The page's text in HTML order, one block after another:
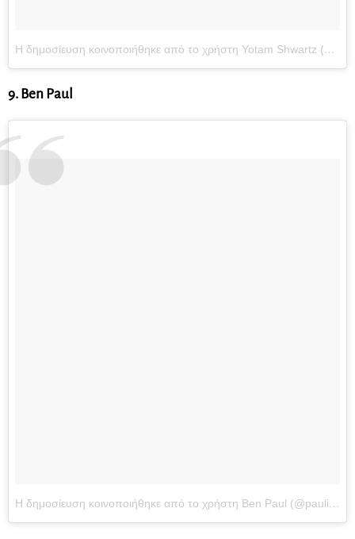
Η δημοσίευση κοινοποιήθηκε από το χρήστη Yotam Shwartz (@yotamshwartz)
9. Ben Paul
Η δημοσίευση κοινοποιήθηκε από το χρήστη Ben Paul (@paulinobenny)